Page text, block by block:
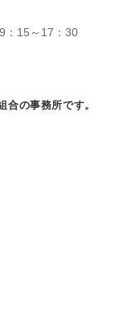
15～17：30
合の事務所です。